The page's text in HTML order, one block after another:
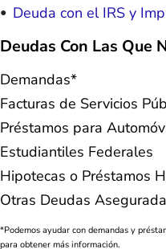
Deuda con el IRS y
Deudas Con Las Que
Demandas*
Facturas de Servicios
Préstamos para
Estudiantiles Federales
Hipotecas o Préstamos
Otras Deudas
*Podemos ayudar con demandas y
para obtener más información.